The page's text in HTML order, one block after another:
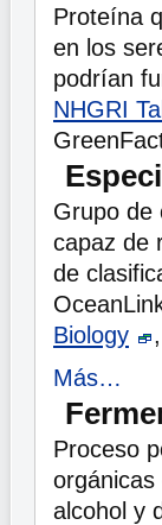
Proteína
en los
podrían
NHGRI
Grupo de
capaz de
de
Biology
Más…
Proceso
alcohol y